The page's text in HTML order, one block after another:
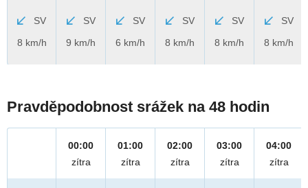
SV
8 km/h
SV
9 km/h
SV
6 km/h
SV
8 km/h
SV
8 km/h
SV
8 km/h
Pravděpodobnost srážek na 48 hodin
00:00
zítra
01:00
zítra
02:00
zítra
03:00
zítra
04:00
zítra